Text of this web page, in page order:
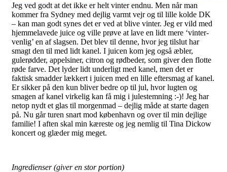
Jeg ved godt at det ikke er helt vinter endnu. Men når man
kommer fra Sydney med dejlig varmt vejr og til lille kolde DK
– kan man godt synes det er ved at blive vinter. Jeg er vild med
hjemmelavede juice og ville prøve at lave en lidt mere ‘vinter-
venlig’ en af slagsen. Det blev til denne, hvor jeg tilslut har
smagt den til med lidt kanel. I juicen kom jeg også æbler,
gulerødder, appelsiner, citron og rødbeder, som giver den flotte
røde farve. Det lyder lidt underligt med kanel, men det er
faktisk smadder lækkert i juicen med en lille eftersmag af kanel.
Er sikker på den kun bliver bedre op til jul, hvor lugten og
smagen af kanel virkelig kan få mig i julestemning :-)! Jeg har
netop nydt et glas til morgenmad – dejlig måde at starte dagen
på. Nu går turen snart mod københavn og over til min dejlige
familie! I aften skal min kæreste og jeg nemlig til Tina Dickow
koncert og glæder mig meget.
Ingredienser (giver en stor portion)